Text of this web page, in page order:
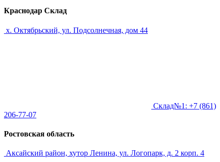
Краснодар Склад
х. Октябрьский, ул. Подсолнечная, дом 44
Склад№1: +7 (861)
206-77-07
Ростовская область
Аксайский район, хутор Ленина, ул. Логопарк, д. 2 корп. 4